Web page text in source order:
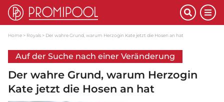
Home Royals Der wahre Grund, warum Herzogin Kate jetzt die Hosen an hat
Auf der Suche nach einer Veränderung
Der wahre Grund, warum Herzogin
Kate jetzt die Hosen an hat